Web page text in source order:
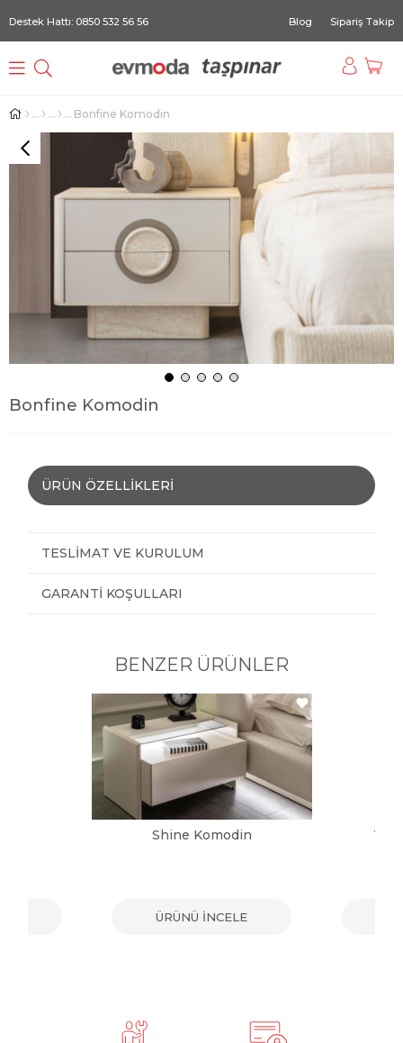
Destek Hattı: 0850 532 56 56 Blog Sipariş Takip
Bonfine Komodin
Bonfine Komodin
ÜRÜN ÖZELLIKLERI
TESLIMAT VE KURULUM
GARANTI KOŞULLARI
BENZER ÜRÜNLER
Shine Komodin
ÜRÜNÜ İNCELE